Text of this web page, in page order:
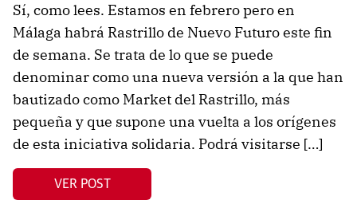
Sí, como lees. Estamos en febrero pero en
Málaga habrá Rastrillo de Nuevo Futuro este fin
de semana. Se trata de lo que se puede
denominar como una nueva versión a la que han
bautizado como Market del Rastrillo, más
pequeña y que supone una vuelta a los orígenes
de esta iniciativa solidaria. Podrá visitarse […]
VER POST